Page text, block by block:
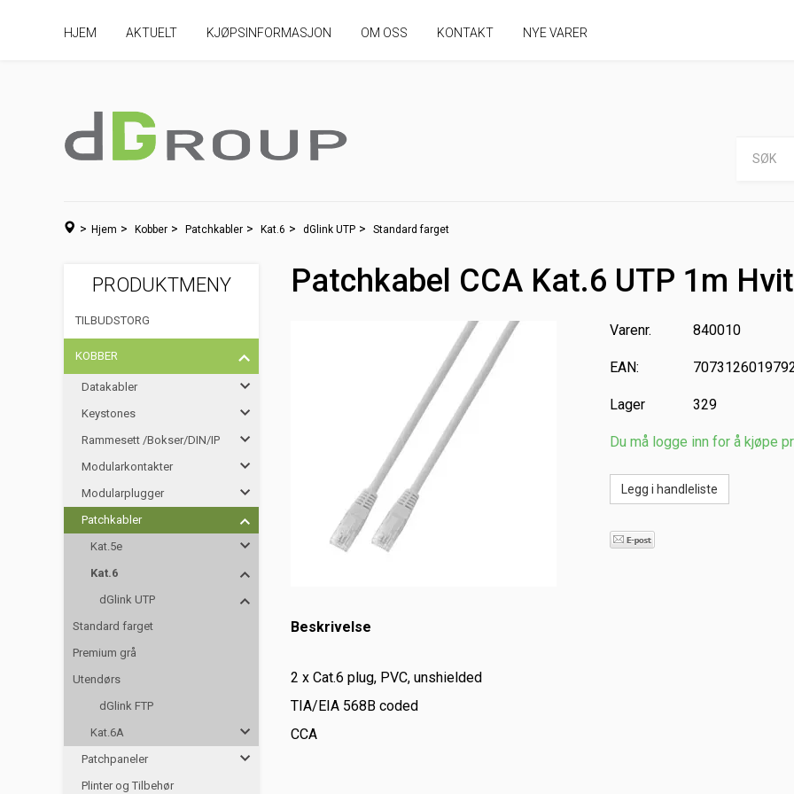
HJEM AKTUELT KJØPSINFORMASJON OM OSS KONTAKT NYE VARER
> Hjem > Kobber > Patchkabler > Kat.6 > dGlink UTP > Standard farget
PRODUKTMENY
TILBUDSTORG
KOBBER
Datakabler
Keystones
Rammesett /Bokser/DIN/IP
Modularkontakter
Modularplugger
Patchkabler
Kat.5e
Kat.6
dGlink UTP
Standard farget
Premium grå
Utendørs
dGlink FTP
Kat.6A
Patchpaneler
Plinter og Tilbehør
Patchkabel CCA Kat.6 UTP 1m Hvit
Varenr. 840010
EAN:
Lager 329
Du må logge inn for å kjøpe
Beskrivelse
2 x Cat.6 plug, PVC, unshielded
TIA/EIA 568B coded
CCA